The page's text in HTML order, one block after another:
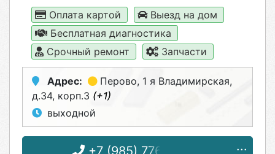
Оплата картой
Выезд на дом
Бесплатная диагностика
Срочный ремонт
Запчасти
Адрес: Перово, 1 я Владимирская,
д.34, корп.3 (+1)
выходной
+7 (985) 776-05-25